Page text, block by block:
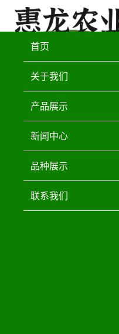
首页
关于我们
产品展示
新闻中心
品种展示
联系我们